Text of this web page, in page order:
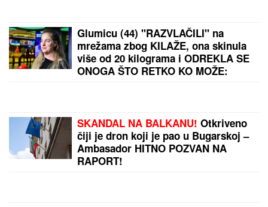
TEŠKO JE POVREĐENA!Najnoviji
detalji ubadanja tinejdžerke (18) u
samom centru Beograda: Oglasili se
iz Hitne pomoći
CECA RAŽNATOVIĆ U MOĆNOJ
KORSET HALJINI, A ŠLIC DO KUKA
Uklubu raspametila sve! Izula se, pa
PEVALA BOSA - Sve se orilo